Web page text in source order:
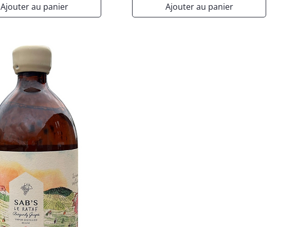
Ajouter au panier Ajouter au panier